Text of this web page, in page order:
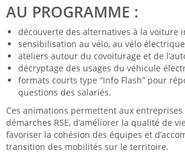
AU PROGRAMME :
découverte des alternatives à la voiture
sensibilisation au vélo, au vélo
ateliers autour du covoiturage et de
décryptage des usages du véhicule
formats courts type “Info Flash” pour
questions des salariés.
Ces animations permettent aux
démarches RSE, d’améliorer la qualité de
favoriser la cohésion des équipes et
transition des mobilités sur le territoire.